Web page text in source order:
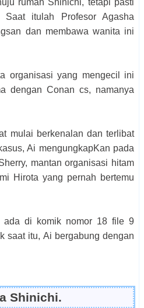
rumah Shinichi, tetapi pasti
itulah Profesor Agasha
dan membawa wanita ini
organisasi yang mengecil ini
dengan Conan cs, namanya
mulai berkenalan dan terlibat
Ai mengungkapKan pada
mantan organisasi hitam
Hirota yang pernah bertemu
ada di komik nomor 18 file 9
saat itu, Ai bergabung dengan
Shinichi.